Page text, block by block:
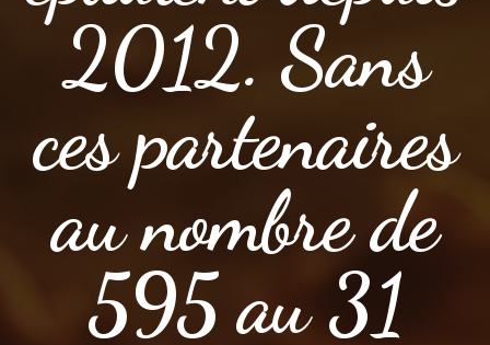
2012. Sans
ces partenaires
au nombre de
595 au 31